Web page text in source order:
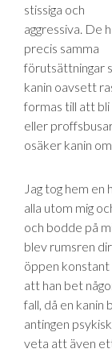
stissiga och
aggressiva. De
precis samma
förutsättningar
kanin oavsett
formas till att bli
eller
osäker kanin
Jag tog hem
alla utom mig
och bodde på
blev rumsren
öppen konstant
att han bet
fall, då en kanin
antingen
veta att även